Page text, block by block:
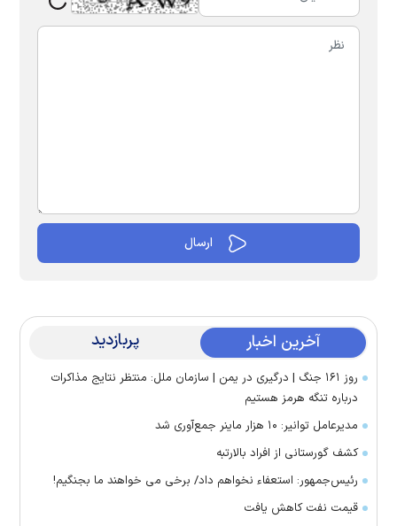
آخرین اخبار پربازدید
روز ۱۶۱ جنگ | درگیری در یمن | سازمان ملل: منتظر نتایج مذاکرات
درباره تنگه هرمز هستیم
مدیرعامل توانیر: ۱۰ هزار ماینر جمع‌آوری شد
کشف گورستانی از افراد بالارتبه
رئیس‌جمهور: استعفاء نخواهم داد/ برخی می خواهند ما بجنگیم!
قیمت نفت کاهش یافت